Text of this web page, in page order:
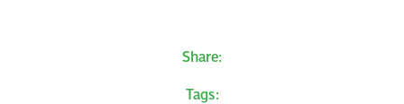
Share:
Tags: